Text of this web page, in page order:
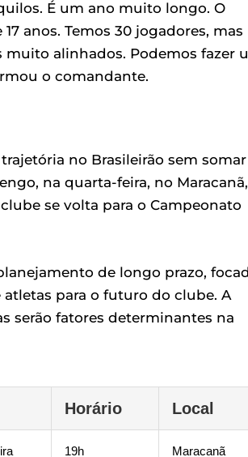
É um ano muito longo. O
anos. Temos 30 jogadores, mas
alinhados. Podemos fazer
o comandante.
no Brasileirão sem somar
na quarta-feira, no Maracanã,
se volta para o Campeonato
de longo prazo,
para o futuro do clube. A
serão fatores determinantes na
Horário Local
19h Maracanã